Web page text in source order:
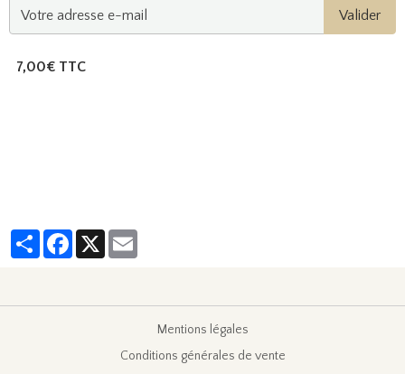
Valider
7,00€ TTC
PartagerFacebook
X
Mentions légales
Conditions générales de vente